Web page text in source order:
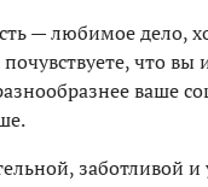
— любимое дело,
что вы
ваше
заботливой